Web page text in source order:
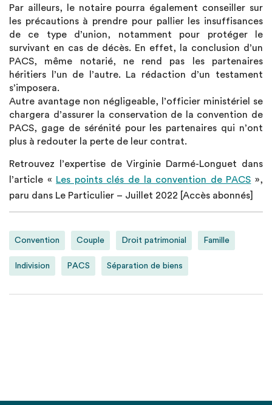
Par ailleurs, le notaire pourra également conseiller sur
les précautions à prendre pour pallier les insuffisances
de ce type d’union, notamment pour protéger le
survivant en cas de décès. En effet, la conclusion d’un
PACS, même notarié, ne rend pas les partenaires
héritiers l’un de l’autre. La rédaction d’un testament
s’imposera.
Autre avantage non négligeable, l’officier ministériel se
chargera d’assurer la conservation de la convention de
PACS, gage de sérénité pour les partenaires qui n’ont
plus à redouter la perte de leur contrat.
Retrouvez l’expertise de Virginie Darmé-Longuet dans
l’article « Les points clés de la convention de PACS »,
paru dans Le Particulier – Juillet 2022 [Accès abonnés]
Convention Couple Droit patrimonial Famille
Indivision PACS Séparation de biens